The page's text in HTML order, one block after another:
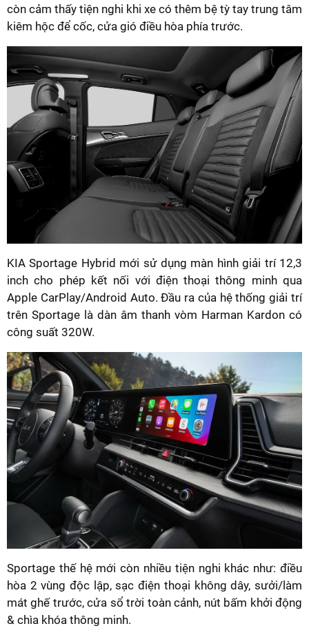
còn cảm thấy tiện nghi khi xe có thêm bệ tỳ tay trung tâm
kiêm hộc để cốc, cửa gió điều hòa phía trước.
KIA Sportage Hybrid mới sử dụng màn hình giải trí 12,3
inch cho phép kết nối với điện thoại thông minh qua
Apple CarPlay/Android Auto. Đầu ra của hệ thống giải trí
trên Sportage là dàn âm thanh vòm Harman Kardon có
công suất 320W.
Sportage thế hệ mới còn nhiều tiện nghi khác như: điều
hòa 2 vùng độc lập, sạc điện thoại không dây, sưởi/làm
mát ghế trước, cửa sổ trời toàn cảnh, nút bấm khởi động
& chìa khóa thông minh.